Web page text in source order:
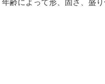
齢によって形、固さ、盛